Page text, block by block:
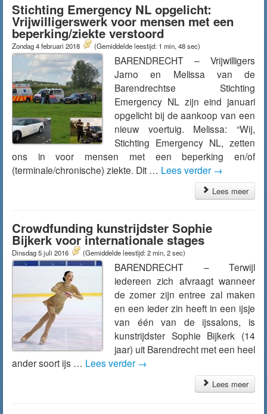
Stichting Emergency NL opgelicht:
Vrijwilligerswerk voor mensen met een
beperking/ziekte verstoord
Zondag 4 februari 2018 (Gemiddelde leestijd: 1 min, 48 sec)
BARENDRECHT – Vrijwilligers
Jarno en Melissa van de
Barendrechtse Stichting
Emergency NL zijn eind januari
opgelicht bij de aankoop van een
nieuw voertuig. Melissa: “Wij,
Stichting Emergency NL, zetten
ons in voor mensen met een beperking en/of
(terminale/chronische) ziekte. Dit … Lees verder →
Lees meer
Crowdfunding kunstrijdster Sophie
Bijkerk voor internationale stages
Dinsdag 5 juli 2016 (Gemiddelde leestijd: 2 min, 2 sec)
BARENDRECHT – Terwijl
iedereen zich afvraagt wanneer
de zomer zijn entree zal maken
en een ieder zin heeft in een ijsje
van één van de ijssalons, is
kunstrijdster Sophie Bijkerk (14
jaar) uit Barendrecht met een heel
ander soort ijs … Lees verder →
Lees meer